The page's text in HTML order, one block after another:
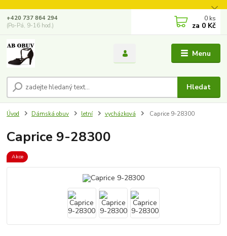
Menu
Hledat
+420 737 864 294
(Po-Pá, 9-16 hod.)
0 ks
za 0 Kč
Úvod Dámská obuv letní vycházková Caprice 9-28300
Caprice 9-28300
Akce